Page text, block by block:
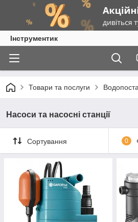
Інструментик
Товари та послуги
Насоси та насосні станції
Сортування 0